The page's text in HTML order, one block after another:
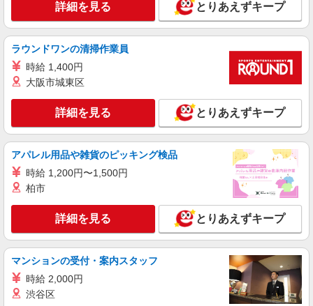
株式会社kotrio /●KM-H-1896410
水俣市＠有料老人ホーム◎上質な支援、納得の
報酬、充実研修♪
時給1450円〜2062円 ＜日払い有/週払い有/交
キープ 詳細を見る
派遣社員
株式会社kotrio /●KM-H-2051158
タイパ最強！希望の働き方が叶う有料住宅のス
時給1450円〜2062円 ＜日払い有/週払い有/交
通費全支給(ガソリン代含む)＞
水俣市内
キープ 詳細を見る
詳細を見る とりあえずキープ
ラウンドワンの清掃作業員
時給 1,400円
大阪市城東区
詳細を見る とりあえずキープ
アパレル用品や雑貨のピッキング検品
時給 1,200円〜1,500円
柏市
詳細を見る とりあえずキープ
マンションの受付・案内スタッフ
時給 2,000円
渋谷区